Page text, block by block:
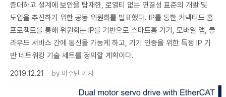
증대하고 설계에 보안을 탑재한, 로열티 없는 연결성 표준의 개발 및
도입을 추진하기 위한 공동 위원회를 발표했다. IP를 통한 커넥티드 홈
프로젝트를 통해 위원회는 IP를 기반으로 스마트홈 기기, 모바일 앱, 클
라우드 서비스 간에 통신을 가능케 하고, 기기 인증을 위한 특정 IP 기
반 네트워킹 기술 세트를 정의할 계획이다.
2019.12.21
by 이수민 기자